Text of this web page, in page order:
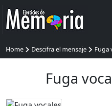
Home Descifra el mensaje Fuga
Fuga